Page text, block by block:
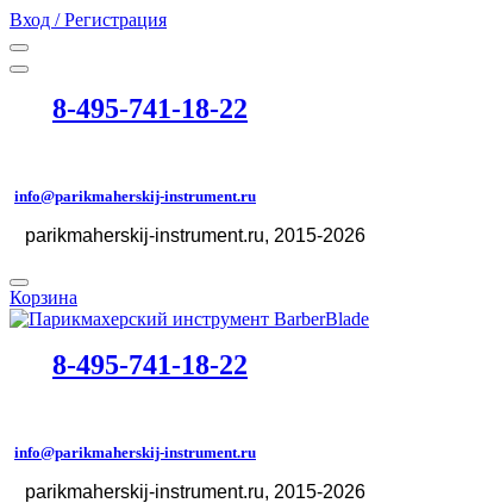
Вход / Регистрация
8-495-741-18-22
info@parikmaherskij-instrument.ru
parikmaherskij-instrument.ru, 2015-2026
Корзина
8-495-741-18-22
info@parikmaherskij-instrument.ru
parikmaherskij-instrument.ru, 2015-2026